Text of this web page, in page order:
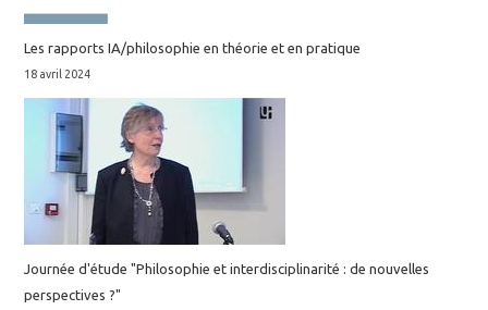
Les rapports IA/philosophie en théorie et en pratique
18 avril 2024
Journée d'étude "Philosophie et interdisciplinarité : de nouvelles
perspectives ?"